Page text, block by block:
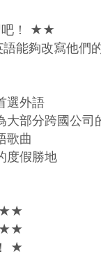
吧！ ★★
能夠改寫他們
選外語
部分跨國公司
歌曲
度假勝地
★★
★